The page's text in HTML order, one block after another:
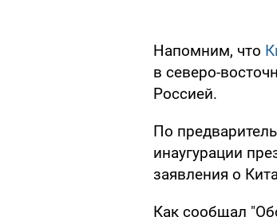
Напомним, что
в северо-
Россией.
По
инаугурации
заявления о
Как сообщал